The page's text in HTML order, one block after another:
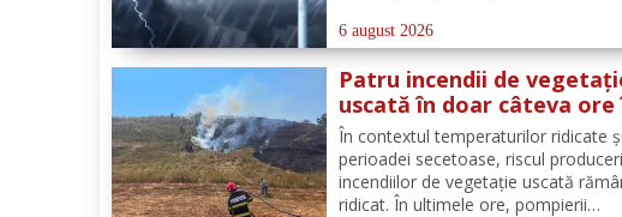
menționat vor fi perioade cu
atmosferică accentuată ce se va
manifesta prin...
6 august 2026
Patru incendii de
uscată în doar câteva ore
județul Botoșani. La
a ars un hectar de
În contextul temperaturilor ridicate
perioadei secetoase, riscul
incendiilor de vegetație uscată
ridicat. În ultimele ore, pompierii